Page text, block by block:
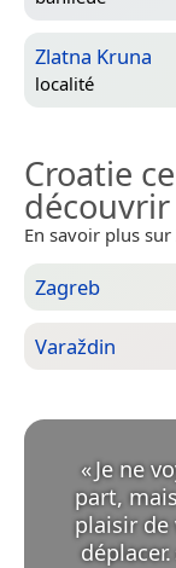
Zlatna Kruna
localité
Croatie
découvrir
En savoir plus
Zagreb
Varaždin
«Je ne
part,
plaisir de
déplacer.